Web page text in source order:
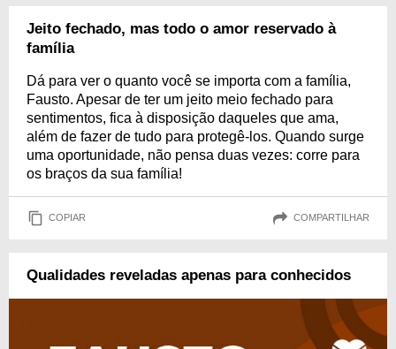
Jeito fechado, mas todo o amor reservado à
família
Dá para ver o quanto você se importa com a família,
Fausto. Apesar de ter um jeito meio fechado para
sentimentos, fica à disposição daqueles que ama,
além de fazer de tudo para protegê-los. Quando surge
uma oportunidade, não pensa duas vezes: corre para
os braços da sua família!
COPIAR COMPARTILHAR
Qualidades reveladas apenas para conhecidos